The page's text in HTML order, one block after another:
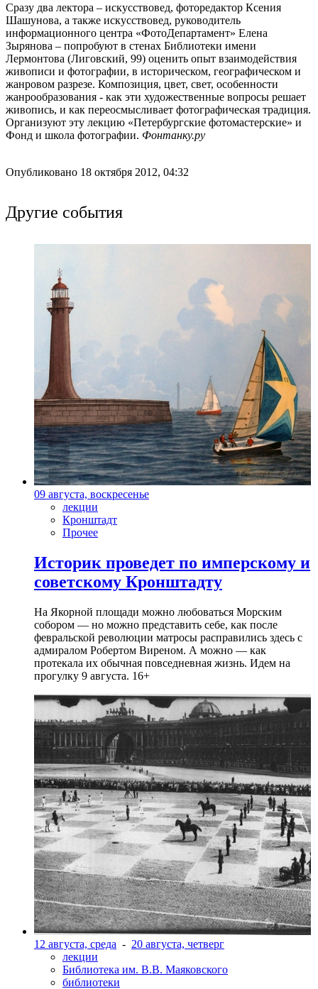
Сразу два лектора – искусствовед, фоторедактор Ксения
Шашунова, а также искусствовед, руководитель
информационного центра «ФотоДепартамент» Елена
Зырянова – попробуют в стенах Библиотеки имени
Лермонтова (Лиговский, 99) оценить опыт взаимодействия
живописи и фотографии, в историческом, географическом и
жанровом разрезе. Композиция, цвет, свет, особенности
жанрообразования - как эти художественные вопросы решает
живопись, и как переосмысливает фотографическая традиция.
Организуют эту лекцию «Петербургские фотомастерские» и
Фонд и школа фотографии. Фонтанку.ру
Опубликовано 18 октября 2012, 04:32
Другие события
09 августа, воскресенье
лекции
Кронштадт
Прочее
Историк проведет по имперскому и
советскому Кронштадту
На Якорной площади можно любоваться Морским
собором — но можно представить себе, как после
февральской революции матросы расправились здесь с
адмиралом Робертом Виреном. А можно — как
протекала их обычная повседневная жизнь. Идем на
прогулку 9 августа. 16+
12 августа, среда - 20 августа, четверг
лекции
Библиотека им. В.В. Маяковского
библиотеки